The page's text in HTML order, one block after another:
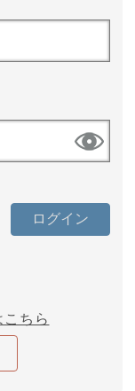
ちら